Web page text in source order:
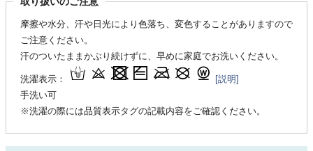
摩擦や水分、汗や日光により色落ち、変色することがありますので
ご注意ください。
汗のついたままかぶり続けずに、早めに家庭でお洗いください。
洗濯表示：
[説明]
手洗い可
※洗濯の際には品質表示タグの記載内容をご確認ください。